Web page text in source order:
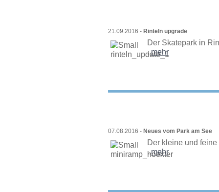
21.09.2016 - Rinteln upgrade
Der Skatepark in
..mehr
07.08.2016 - Neues vom Park am See
Der kleine und
..mehr